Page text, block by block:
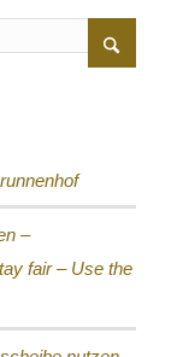
–
fair – Use the